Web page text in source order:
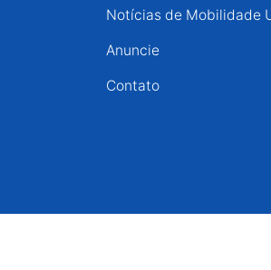
Rio Grande do Sul
Notícias de Mobilidade
Anuncie
Contato